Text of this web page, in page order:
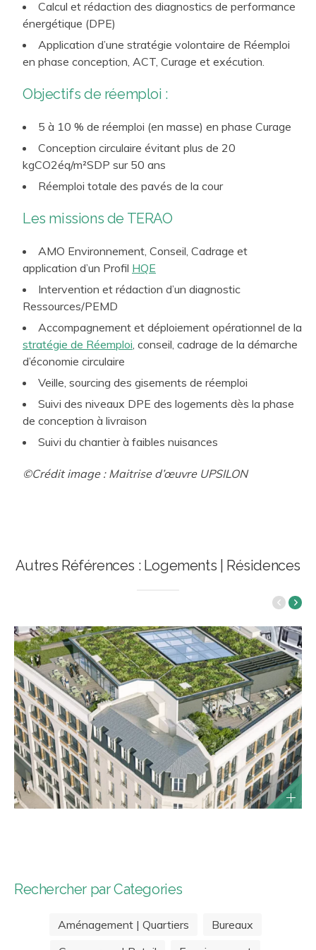
Calcul et rédaction des diagnostics de performance
énergétique (DPE)
Application d’une stratégie volontaire de Réemploi
en phase conception, ACT, Curage et exécution.
Objectifs de réemploi :
5 à 10 % de réemploi (en masse) en phase Curage
Conception circulaire évitant plus de 20
kgCO2éq/m²SDP sur 50 ans
Réemploi totale des pavés de la cour
Les missions de TERAO
AMO Environnement, Conseil, Cadrage et
application d’un Profil HQE
Intervention et rédaction d’un diagnostic
Ressources/PEMD
Accompagnement et déploiement opérationnel de la
stratégie de Réemploi , conseil, cadrage de la démarche
d’économie circulaire
Veille, sourcing des gisements de réemploi
Suivi des niveaux DPE des logements dès la phase
de conception à livraison
Suivi du chantier à faibles nuisances
©Crédit image : Maitrise d’œuvre UPSILON
Autres Références : Logements | Résidences
Rechercher par Categories
Aménagement | Quartiers
Bureaux